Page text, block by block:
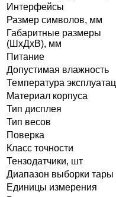
Интерфейсы
Размер символов, мм
Габаритные размеры
(ШхДхВ), мм
Питание
Допустимая влажность
Температура
Материал корпуса
Тип дисплея
Тип весов
Поверка
Класс точности
Тензодатчики, шт
Диапазон выборки тары
Единицы измерения